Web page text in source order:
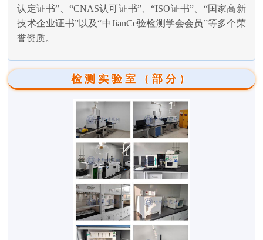
认定证书”、“CNAS认可证书”、“ISO证书”、“国家高新
技术企业证书”以及“中JianCe验检测学会会员”等多个荣
誉资质。
检测实验室（部分）